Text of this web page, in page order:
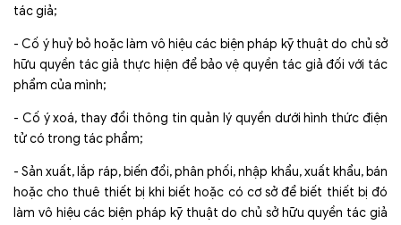
tác giả;
- Cố ý huỷ bỏ hoặc làm vô hiệu các biện pháp kỹ thuật do chủ sở
hữu quyền tác giả thực hiện để bảo vệ quyền tác giả đối với tác
phẩm của mình;
- Cố ý xoá, thay đổi thông tin quản lý quyền dưới hình thức điện
tử có trong tác phẩm;
- Sản xuất, lắp ráp, biến đổi, phân phối, nhập khẩu, xuất khẩu, bán
hoặc cho thuê thiết bị khi biết hoặc có cơ sở để biết thiết bị đó
làm vô hiệu các biện pháp kỹ thuật do chủ sở hữu quyền tác giả